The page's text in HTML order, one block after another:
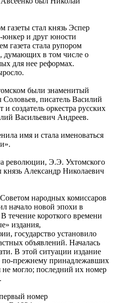
газеты стал князь Эспер
юнкер и друг юности
газета стала рупором
думающих в том числе о
для нее реформах.
были знаменитый
писатель Василий
создатель оркестра русских
Васильевич Андреев.
имя и стала именоваться
революции, Э.Э. Ухтомского
князь Александр Николаевич
народных комиссаров
начало новой эпохи в
течение короткого времени
издания,
государство установило
объявлений. Началась
В этой ситуации издание
по-прежнему принадлежавших
могло; последний их номер
номер